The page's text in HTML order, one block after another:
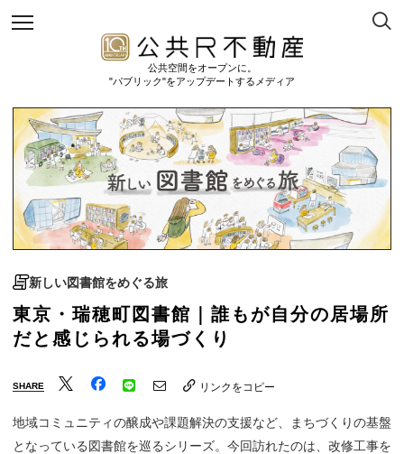
公共空間をオープンに。
"パブリック"をアップデートするメディア
新しい図書館をめぐる旅
東京・瑞穂町図書館｜誰もが自分の居場所
だと感じられる場づくり
SHARE リンクをコピー
地域コミュニティの醸成や課題解決の支援など、まちづくりの基盤
となっている図書館を巡るシリーズ。今回訪れたのは、改修工事を